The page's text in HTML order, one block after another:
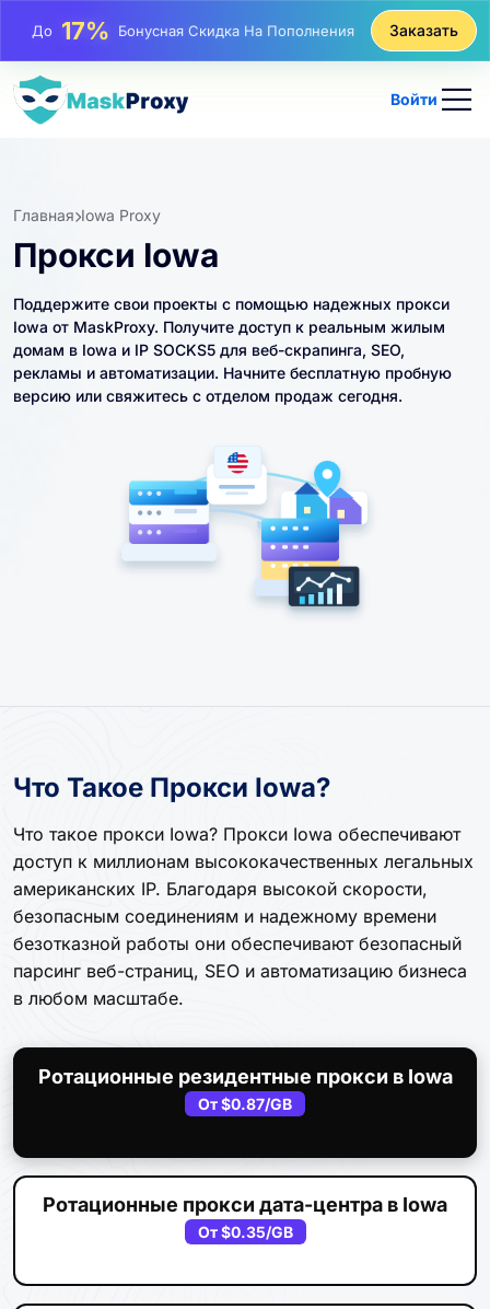
До25%Скидка На Статические Покупки IP
До81%
Заказать
Войти
Главная Iowa Proxy
Прокси Iowa
Поддержите свои проекты с помощью надежных прокси
Iowa от MaskProxy. Получите доступ к реальным жилым
домам в Iowa и IP SOCKS5 для веб-скрапинга, SEO,
рекламы и автоматизации. Начните бесплатную пробную
версию или свяжитесь с отделом продаж сегодня.
Что Такое Прокси Iowa?
Что такое прокси Iowa? Прокси Iowa обеспечивают
доступ к миллионам высококачественных легальных
американских IP. Благодаря высокой скорости,
безопасным соединениям и надежному времени
безотказной работы они обеспечивают безопасный
парсинг веб-страниц, SEO и автоматизацию бизнеса
в любом масштабе.
Ротационные резидентные прокси в Iowa
От$0.87/GB
Ротационные прокси дата-центра в Iowa
От$0.35/GB